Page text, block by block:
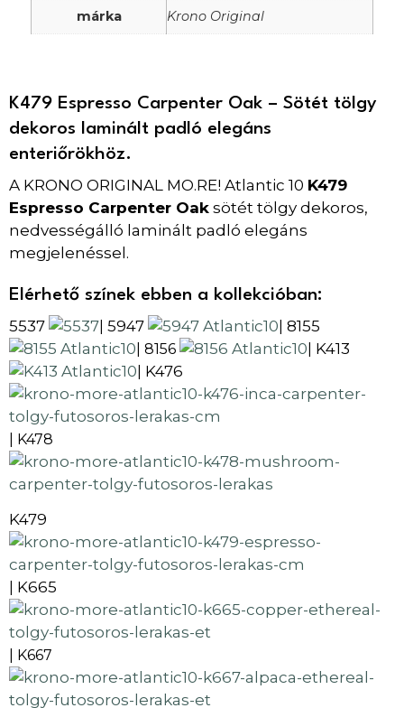
márka Krono Original
K479 Espresso Carpenter Oak – Sötét tölgy
dekoros laminált padló elegáns
enteriőrökhöz.
A KRONO ORIGINAL MO.RE! Atlantic 10 K479
Espresso Carpenter Oak sötét tölgy dekoros,
nedvességálló laminált padló elegáns
megjelenéssel.
Elérhető színek ebben a kollekcióban:
5537
5947 8155
| 8156 K413
K476
| K478
K479
K665
| K667